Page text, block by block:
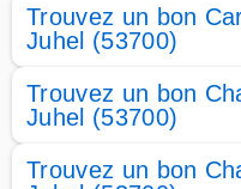
Trouvez un bon
Juhel (53700)
Trouvez un bon
Juhel (53700)
Trouvez un bon